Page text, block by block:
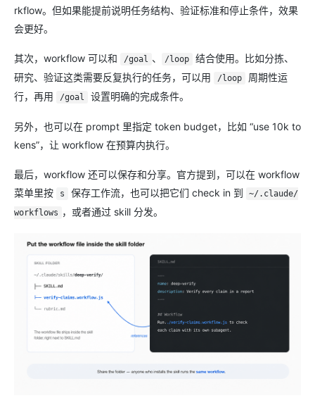
rkflow。但如果能提前说明任务结构、验证标准和停止条件，效果
会更好。
其次，workflow 可以和 /goal 、 /loop
结合使用。比如分拣、
研究、验证这类需要反复执行的任务，可以用
/loop
周期性运
行，再用
/goal 设置明确的完成条件。
另外，也可以在 prompt 里指定 token budget，比如 “use 10k to
kens”，让 workflow 在预算内执行。
最后，workflow 还可以保存和分享。官方提到，可以在 workflow
菜单里按
s 保存工作流，也可以把它们 check in 到
~/.claude/
workflows ，或者通过 skill 分发。